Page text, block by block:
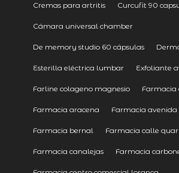
Cremas para artritis Curcufit 90
Cámara universal chamber
De memory studio 60 cápsulas
Esterilla eléctrica lumbar Exfoliante
Farline colageno magnesio Farmacia
Farmacia aracena Farmacia
Farmacia bernal Farmacia calle
Farmacia canalejas Farmacia